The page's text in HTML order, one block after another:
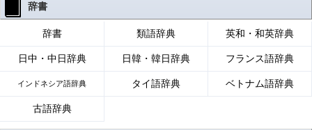
辞書
辞書 類語辞典 英和・和英辞典
日中・中日辞典 日韓・韓日辞典 フランス語辞典
インドネシア語辞典 タイ語辞典 ベトナム語辞典
古語辞典